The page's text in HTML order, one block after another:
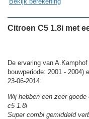
Citroen C5 1.8i met
De ervaring van
bouwperiode: 2001 - 2004)
23-06-2014:
Wij hebben een zeer
c5 1.8i
Super combi gemiddeld